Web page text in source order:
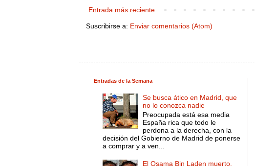
Entrada más reciente
Suscribirse a: Enviar comentarios (Atom)
Entradas de la Semana
Se busca ático en Madrid, que
no lo conozca nadie
Preocupada está esa media
España rica que todo le
perdona a la derecha, con la
decisión del Gobierno de Madrid de ponerse
a comprar y a ven...
El Osama Bin Laden muerto,